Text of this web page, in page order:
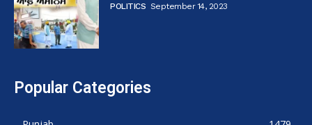
POLITICS September 14, 2023
Popular Categories